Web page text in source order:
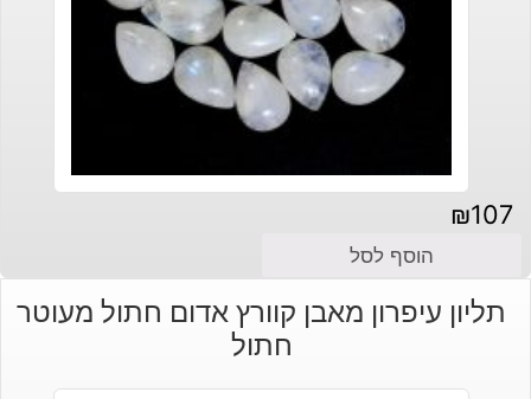
₪107
הוסף לסל
תליון עיפרון מאבן קוורץ אדום חתול מעוטר
חתול